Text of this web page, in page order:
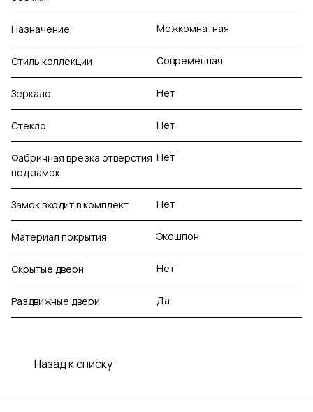
Назначение Межкомнатная
Стиль коллекции Современная
Зеркало Нет
Стекло Нет
Фабричная врезка отверстия
под замок
Нет
Замок входит в комплект Нет
Материал покрытия Экошпон
Скрытые двери Нет
Раздвижные двери Да
Назад к списку